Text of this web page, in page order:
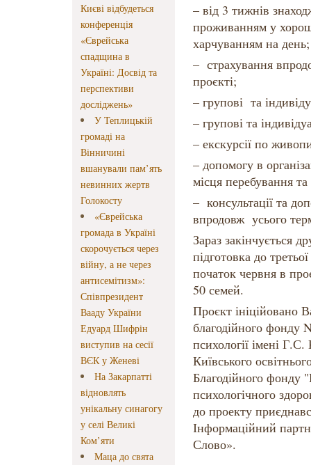
Києві відбудеться
конференція
«Єврейська
спадщина в
Україні: Досвід та
перспективи
досліджень»
У Теплицькій
громаді на
Вінничині
вшанували пам’ять
невинних жертв
Голокосту
«Єврейська
громада в Україні
скорочується через
війну, а не через
антисемітизм»:
Співпрезидент
Вааду України
Едуард Шифрін
виступив на сесії
ВЄК у Женеві
На Закарпатті
відновлять
унікальну синагогу
у селі Великі
Ком’яти
Маца до свята
– від 3 тижнів
проживанням у
харчуванням на день;
– страхування
проєкті;
– групові та
– групові та
– екскурсії по
– допомогу в
місця перебування
– консультації та
впродовж усього
Зараз закінчується
підготовка до
початок червня в
50 семей.
Проєкт ініційовано
благодійного фонду
психології імені
Київського
Благодійного фонду
психологічного
до проекту
Інформаційний
Слово».